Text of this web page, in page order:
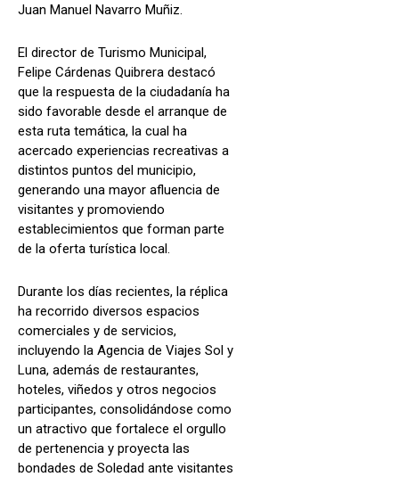
Juan Manuel Navarro Muñiz.
El director de Turismo Municipal,
Felipe Cárdenas Quibrera destacó
que la respuesta de la ciudadanía ha
sido favorable desde el arranque de
esta ruta temática, la cual ha
acercado experiencias recreativas a
distintos puntos del municipio,
generando una mayor afluencia de
visitantes y promoviendo
establecimientos que forman parte
de la oferta turística local.
Durante los días recientes, la réplica
ha recorrido diversos espacios
comerciales y de servicios,
incluyendo la Agencia de Viajes Sol y
Luna, además de restaurantes,
hoteles, viñedos y otros negocios
participantes, consolidándose como
un atractivo que fortalece el orgullo
de pertenencia y proyecta las
bondades de Soledad ante visitantes